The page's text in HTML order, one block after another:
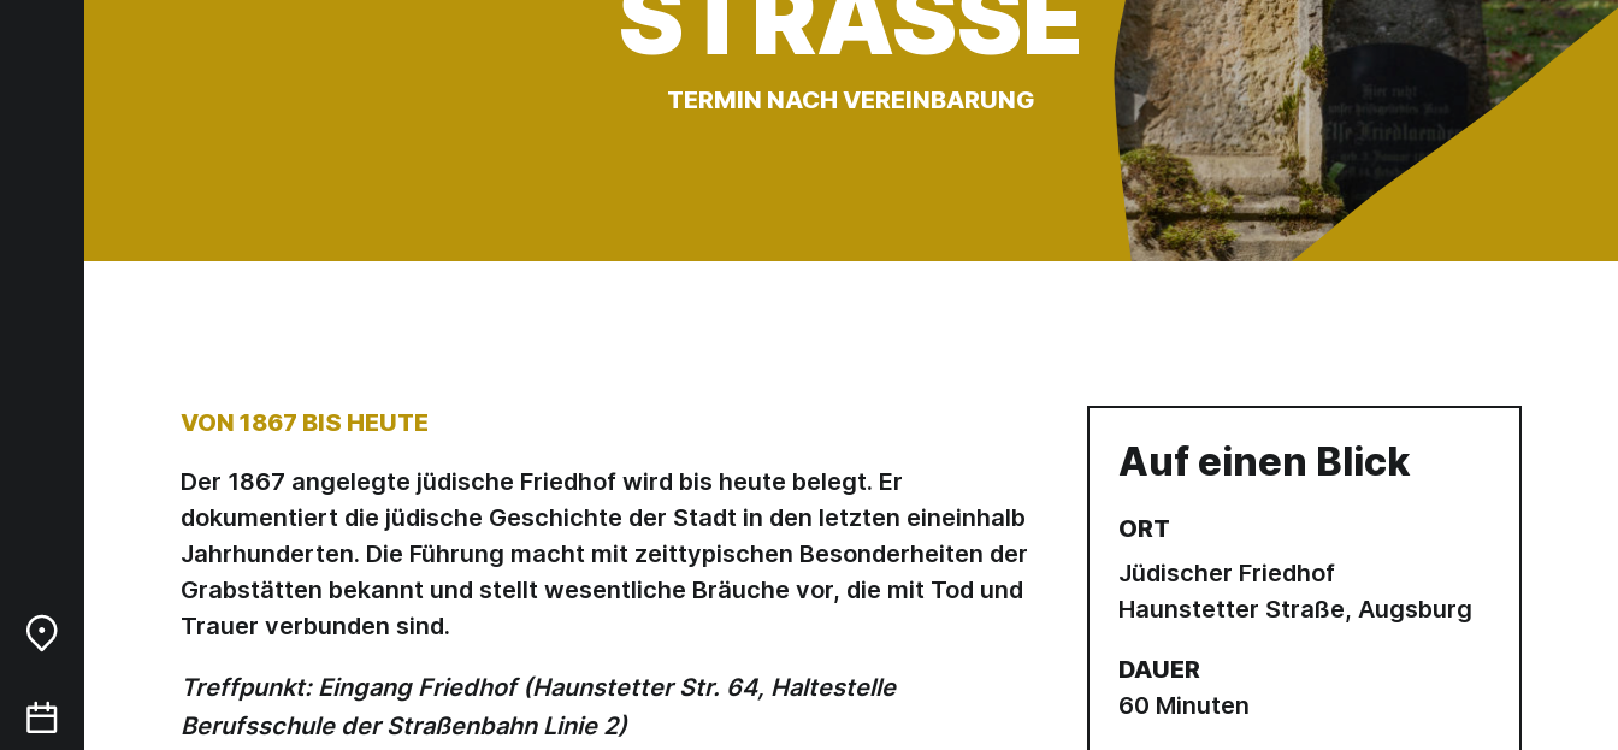
TERMIN NACH VEREINBARUNG
VON 1867 BIS HEUTE
Der 1867 angelegte jüdische Friedhof wird bis heute belegt. Er
dokumentiert die jüdische Geschichte der Stadt in den letzten eineinhalb
Jahrhunderten. Die Führung macht mit zeittypischen Be­son­der­heiten der
Grabstätten bekannt und stellt wesentliche Bräuche vor, die mit Tod und
Trauer verbunden sind.
Treffpunkt: Eingang Friedhof (Haunstetter Str. 64, Haltestelle
Berufsschule der Straßenbahn Linie 2)
Auf einen Blick
ORT
Jüdischer Friedhof
Haunstetter Straße, Augsburg
DAUER
60 Minuten